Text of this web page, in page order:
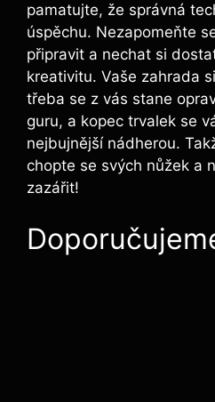
pamatujte, že správná
úspěchu. Nezapomeňte
připravit a nechat si
kreativitu. Vaše zahrada
třeba se z vás stane
guru, a kopec trvalek se
nejbujnější nádherou.
chopte se svých nůžek a
zazářit!